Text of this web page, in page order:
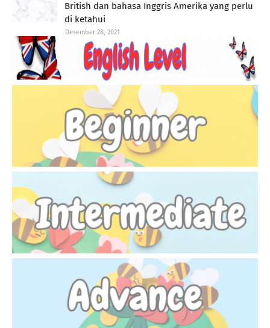
British dan bahasa Inggris Amerika yang perlu
di ketahui
Desember 28, 2021